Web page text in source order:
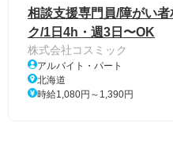
相談支援専門員/障がい
ク/1日4h・週3日〜OK
株式会社コスミック
アルバイト・パート
北海道
時給1,080円～1,390円